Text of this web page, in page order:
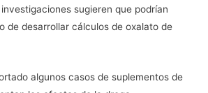
sugieren que podrían
de desarrollar cálculos de oxalato de
algunos casos de suplementos de